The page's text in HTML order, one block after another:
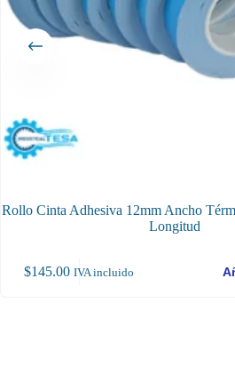
Rollo Cinta Adhesiva 12mm Ancho
Longitud
$145.00 IVA incluido